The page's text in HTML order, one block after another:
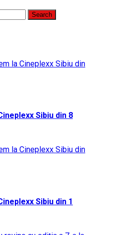
Sibiu din 8
Sibiu din 1